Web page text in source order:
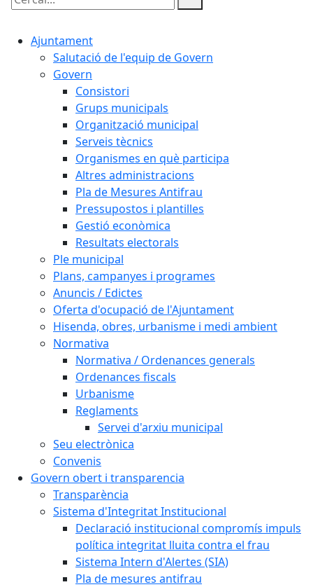
Cercar:
Ajuntament
Salutació de l'equip de Govern
Govern
Consistori
Grups municipals
Organització municipal
Serveis tècnics
Organismes en què participa
Altres administracions
Pla de Mesures Antifrau
Pressupostos i plantilles
Gestió econòmica
Resultats electorals
Ple municipal
Plans, campanyes i programes
Anuncis / Edictes
Oferta d'ocupació de l'Ajuntament
Hisenda, obres, urbanisme i medi ambient
Normativa
Normativa / Ordenances generals
Ordenances fiscals
Urbanisme
Reglaments
Servei d'arxiu municipal
Seu electrònica
Convenis
Govern obert i transparencia
Transparència
Sistema d'Integritat Institucional
Declaració institucional compromís impuls
política integritat lluita contra el frau
Sistema Intern d'Alertes (SIA)
Pla de mesures antifrau